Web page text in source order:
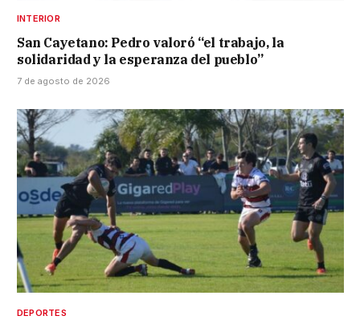
INTERIOR
San Cayetano: Pedro valoró “el trabajo, la
solidaridad y la esperanza del pueblo”
7 de agosto de 2026
DEPORTES